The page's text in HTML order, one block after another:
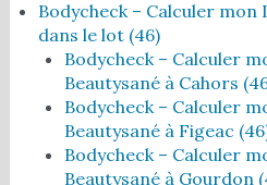
Bodycheck – Calculer mon
dans le lot (46)
Bodycheck – Calculer
Beautysané à Cahors
Bodycheck – Calculer
Beautysané à Figeac
Bodycheck – Calculer
Beautysané à Gourdon